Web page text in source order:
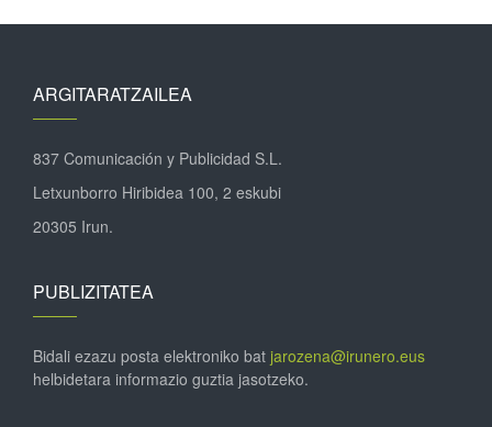
ARGITARATZAILEA
837 Comunicación y Publicidad S.L.
Letxunborro Hiribidea 100, 2 eskubi
20305 Irun.
PUBLIZITATEA
Bidali ezazu posta elektroniko bat jarozena@irunero.eus
helbidetara informazio guztia jasotzeko.